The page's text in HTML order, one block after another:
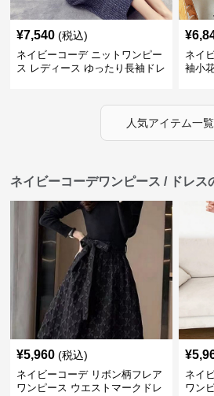
¥7,540 (税込)
ネイビーコーデ ニットワンピー
ス レディース ゆったり長袖ドレ
¥
ネイ
袖小
人気アイテム一
ネイビーコーデワンピース / ドレス
¥5,960 (税込)
ネイビーコーデ リボン柄フレア
ワンピース ウエストマークドレ
¥
ネイ
ワン